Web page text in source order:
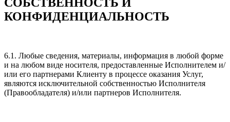
КОНФИДЕНЦИАЛЬНОСТЬ
6.1. Любые сведения, материалы, информация в любой форме
и на любом виде носителя, предоставленные Исполнителем и/
или его партнерами Клиенту в процессе оказания Услуг,
являются исключительной собственностью Исполнителя
(Правообладателя) и/или партнеров Исполнителя.